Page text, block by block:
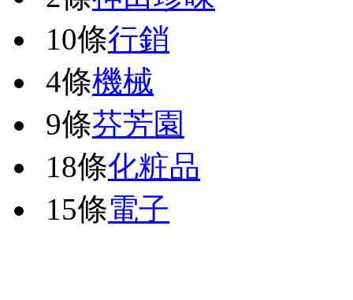
10條行銷
4條機械
9條芬芳園
18條化粧品
15條電子